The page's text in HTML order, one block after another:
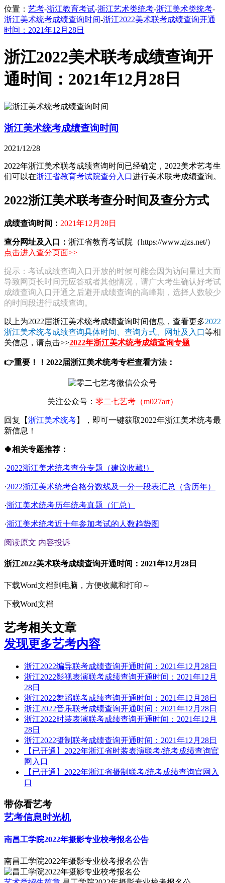
位置： 艺考-浙江教育考试-浙江艺术类统考-浙江美术类统考-
浙江美术统考成绩查询时间-浙江2022美术联考成绩查询开通
时间：2021年12月28日
浙江2022美术联考成绩查询开
通时间：2021年12月28日
浙江美术统考成绩查询时间
2021/12/28
2022年浙江美术联考成绩查询时间已经确定，2022美术艺考生
们可以在浙江省教育考试院查分入口进行美术联考成绩查询。
2022浙江美术联考查分时间及查分方式
成绩查询时间： 2021年12月28日
查分网址及入口： 浙江省教育考试院（https://www.zjzs.net/）
点击进入查分页面>>
提示：考试成绩查询入口开放的时候可能会因为访问量过大而
导致网页长时间无应答或者其他情况，请广大考生确认好考试
成绩查询入口开通之后避开成绩查询的高峰期，选择人数较少
的时间段进行成绩查询。
以上为2022届浙江美术统考成绩查询时间信息，查看更多2022
浙江美术统考成绩查询具体时间、查询方式、网址及入口等相
关信息，请点击>>2022年浙江美术统考成绩查询专题
👉重要！！2022届浙江美术统考专栏查看方法：
关注公众号： 零二七艺考（m027art）
回复【浙江美术统考】，即可一键获取2022年浙江美术统考最
新信息！
🍀相关专题推荐：
·2022浙江美术统考查分专题（建议收藏!）
·2022浙江美术统考合格分数线及一分一段表汇总（含历年）
·浙江美术统考历年统考真题（汇总）
·浙江美术统考近十年参加考试的人数趋势图
阅读原文 内容投诉
浙江2022美术联考成绩查询开通时间：2021年12月28日
下载Word文档到电脑，方便收藏和打印～
下载Word文档
艺考相关文章
发现更多艺考内容
浙江2022编导联考成绩查询开通时间：2021年12月28日
浙江2022影视表演联考成绩查询开通时间：2021年12月
28日
浙江2022舞蹈联考成绩查询开通时间：2021年12月28日
浙江2022音乐联考成绩查询开通时间：2021年12月28日
浙江2022时装表演联考成绩查询开通时间：2021年12月
28日
浙江2022摄制联考成绩查询开通时间：2021年12月28日
【已开通】2022年浙江省时装表演联考/统考成绩查询官
网入口
【已开通】2022年浙江省摄制联考/统考成绩查询官网入
口
带你看艺考
艺考信息时光机
南昌工学院2022年摄影专业校考报名公告
南昌工学院2022年摄影专业校考报名公告
艺术类招生简章 昌工学院2022年摄影专业校考报名公